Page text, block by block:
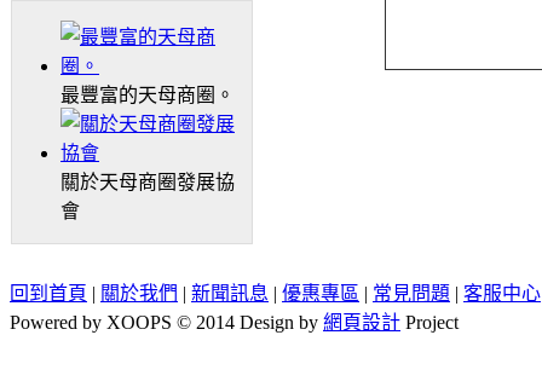
最豐富的天母商圈。
關於天母商圈發展協
會
回到首頁 | 關於我們 | 新聞訊息 | 優惠專區 | 常見問題 | 客服中心
Powered by XOOPS © 2014 Design by 網頁設計 Project